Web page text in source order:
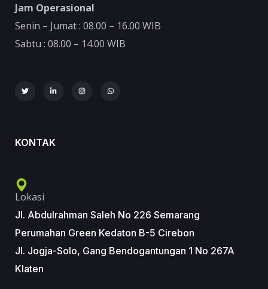
Jam Operasional
Senin – Jumat : 08.00 – 16.00 WIB
Sabtu : 08.00 – 14.00 WIB
KONTAK
Lokasi
Jl. Abdulrahman Saleh No 226 Semarang
Perumahan Green Kedaton B-5 Cirebon
Jl. Jogja-Solo, Gang Bendogantungan 1 No 267A
Klaten